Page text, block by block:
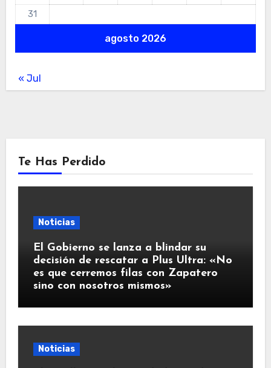
agosto 2026
31
« Jul
Te Has Perdido
Noticias
El Gobierno se lanza a blindar su
decisión de rescatar a Plus Ultra: «No
es que cerremos filas con Zapatero
sino con nosotros mismos»
Noticias